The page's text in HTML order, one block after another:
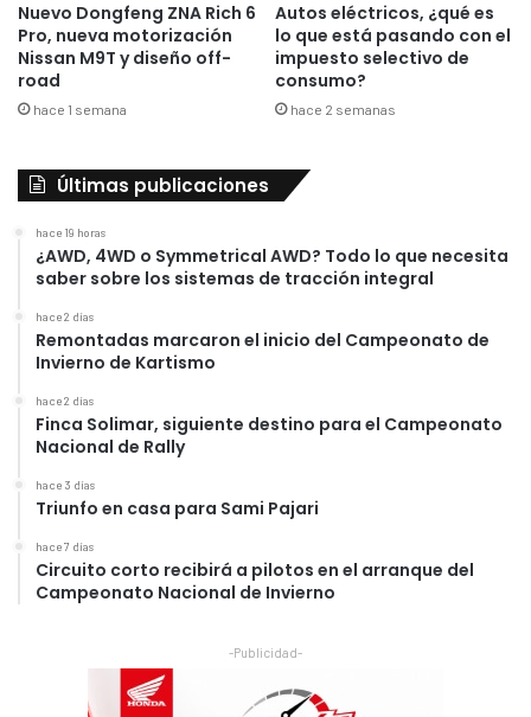
Nuevo Dongfeng ZNA Rich 6
Pro, nueva motorización
Nissan M9T y diseño off-
road
hace 1 semana
Autos eléctricos, ¿qué es
lo que está pasando con el
impuesto selectivo de
consumo?
hace 2 semanas
Últimas publicaciones
hace 19 horas
¿AWD, 4WD o Symmetrical AWD? Todo lo que necesita
saber sobre los sistemas de tracción integral
hace 2 días
Remontadas marcaron el inicio del Campeonato de
Invierno de Kartismo
hace 2 días
Finca Solimar, siguiente destino para el Campeonato
Nacional de Rally
hace 3 días
Triunfo en casa para Sami Pajari
hace 7 días
Circuito corto recibirá a pilotos en el arranque del
Campeonato Nacional de Invierno
-Publicidad-